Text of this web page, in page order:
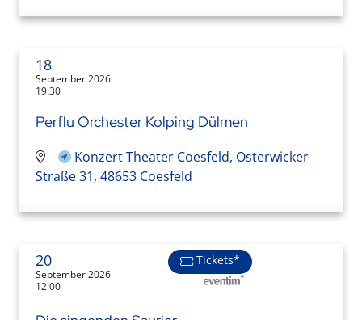
18
September 2026
19:30
Perflu Orchester Kolping Dülmen
Konzert Theater Coesfeld, Osterwicker
Straße 31, 48653 Coesfeld
20
September 2026
12:00
Tickets*